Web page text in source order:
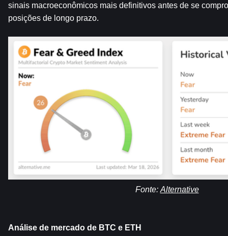
sinais macroeconômicos mais definitivos antes de se
posições de longo prazo.
Fonte: Alternative
Análise de mercado de BTC e ETH